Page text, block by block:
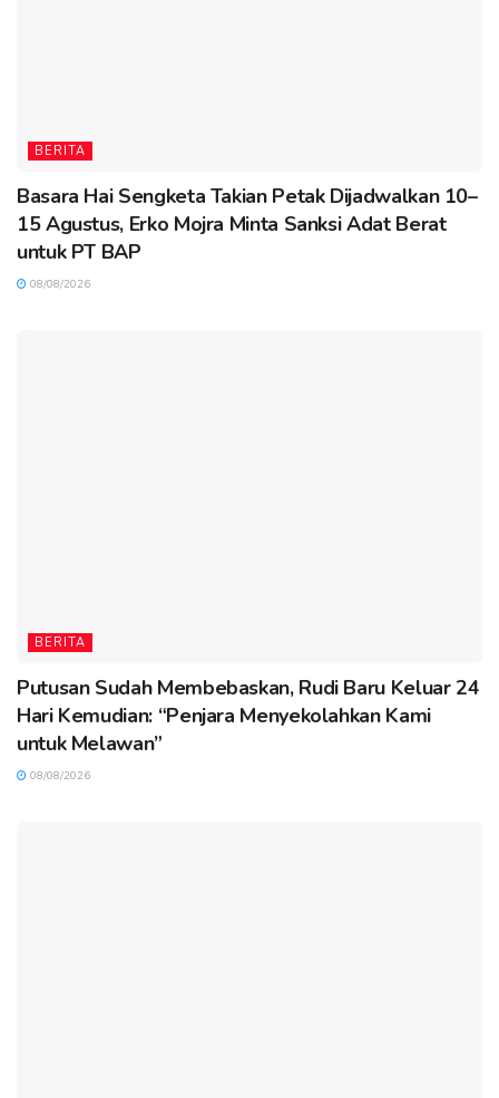
BERITA
Basara Hai Sengketa Takian Petak Dijadwalkan 10–
15 Agustus, Erko Mojra Minta Sanksi Adat Berat
untuk PT BAP
08/08/2026
BERITA
Putusan Sudah Membebaskan, Rudi Baru Keluar 24
Hari Kemudian: “Penjara Menyekolahkan Kami
untuk Melawan”
08/08/2026